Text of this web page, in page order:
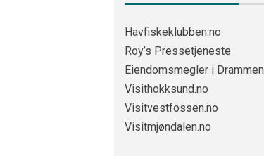
Havfiskeklubben.no
Roy’s Pressetjeneste
Eiendomsmegler i Drammen
Visithokksund.no
Visitvestfossen.no
Visitmjøndalen.no